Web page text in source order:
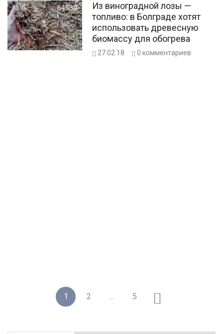
64530
Из виноградной лозы —
топливо: в Болграде хотят
использовать древесную
биомассу для обогрева
27.02.18 0 комментариев
1 2 … 5